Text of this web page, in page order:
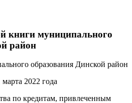
книги муниципального
район
образования Динской район
марта 2022 года
по кредитам, привлеченным